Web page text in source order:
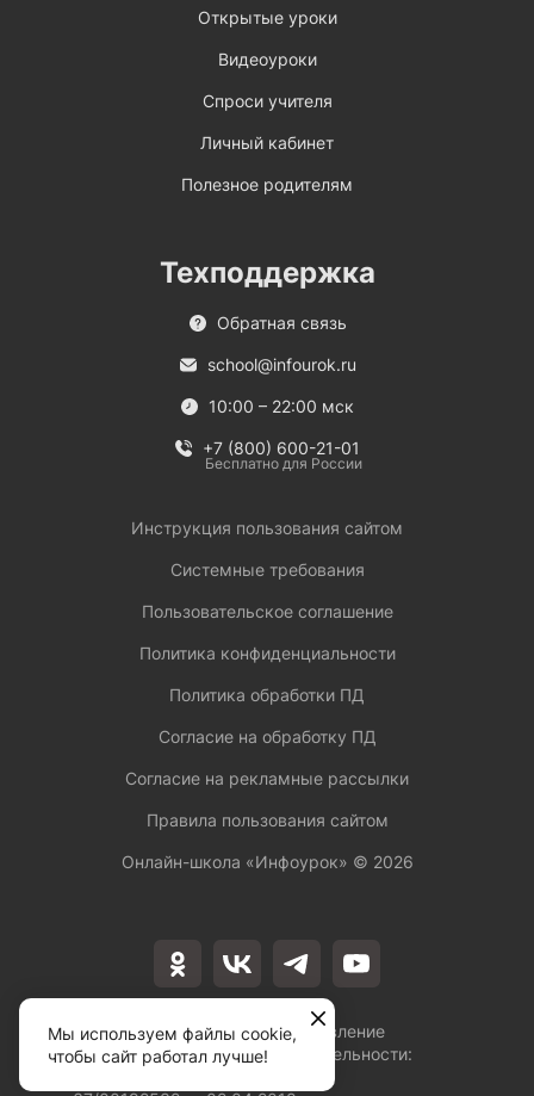
Лицензия на осуществление
образовательной деятельности:
Открытые уроки
Видеоуроки
Спроси учителя
Личный кабинет
Полезное родителям
Техподдержка
Обратная связь
school@infourok.ru
10:00 – 22:00 мск
+7 (800) 600-21-01
Бесплатно для России
Инструкция пользования сайтом
Системные требования
Пользовательское соглашение
Политика конфиденциальности
Политика обработки ПД
Согласие на обработку ПД
Согласие на рекламные рассылки
Правила пользования сайтом
Онлайн-школа «Инфоурок» © 2026
Мы используем файлы cookie,
чтобы сайт работал лучше!